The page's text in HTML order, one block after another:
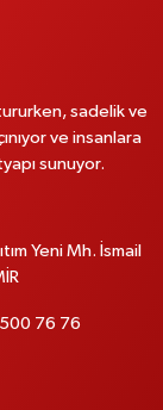
sadelik ve
ve insanlara
sunuyor.
Yeni Mh. İsmail
76 76